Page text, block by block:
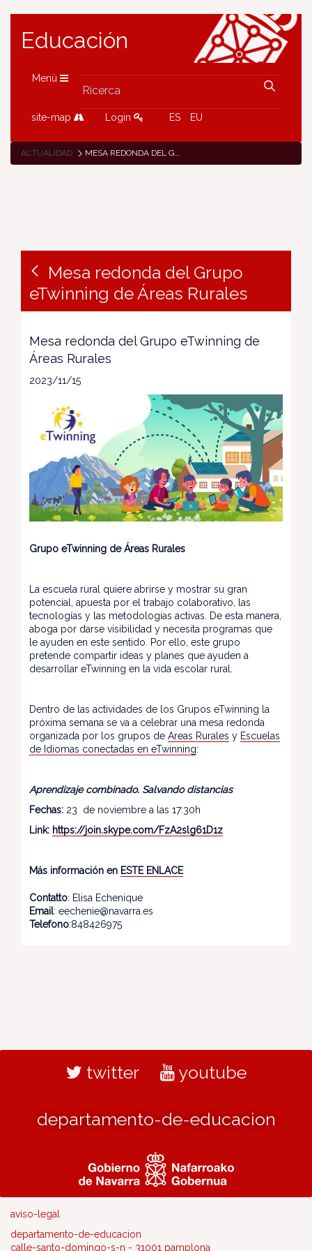
Educación
Menù
site-map Login ES EU
ACTUALIDAD MESA REDONDA DEL GRUPO ETWINNING DE ÁREAS RURALES
Mesa redonda del Grupo
eTwinning de Áreas Rurales
Mesa redonda del Grupo eTwinning de
Áreas Rurales
2023/11/15
Grupo eTwinning de Áreas Rurales
La escuela rural quiere abrirse y mostrar su gran
potencial, apuesta por el trabajo colaborativo, las
tecnologías y las metodologías activas. De esta manera,
aboga por darse visibilidad y necesita programas que
le ayuden en este sentido. Por ello, este grupo
pretende compartir ideas y planes que ayuden a
desarrollar eTwinning en la vida escolar rural.
Dentro de las actividades de los Grupos eTwinning la
próxima semana se va a celebrar una mesa redonda
organizada por los grupos de Areas Rurales y Escuelas
de Idiomas conectadas en eTwinning:
Aprendizaje combinado. Salvando distancias
Fechas: 23 de noviembre a las 17:30h
Link: https://join.skype.com/FzA2slg61D1z
Más información en ESTE ENLACE
Contatto: Elisa Echenique
Email: eechenie@navarra.es
Telefono:848426975
twitter youtube
departamento-de-educacion
aviso-legal
departamento-de-educacion
calle-santo-domingo-s-n - 31001 pamplona